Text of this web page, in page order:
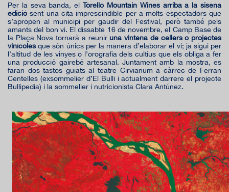
Per la seva banda, elTorelló Mountain Wines arriba a la sisena
edició sent una cita imprescindible per a molts espectadors que
s’apropen al municipi per gaudir del Festival, però també pels
amants del bon vi. El dissabte 16 de novembre, el Camp Base de
la Plaça Nova tornarà a reunir una vintena de cellers o projectes
vinícoles que són únics per la manera d’elaborar el vi; ja sigui per
l’altitud de les vinyes o l’orografia dels cultius que els obliga a fer
una producció gairebé artesanal. Juntament amb la mostra, es
faran dos tastos guiats al teatre Cirvianum a càrrec de Ferran
Centelles (exsommelier d’El Bulli i actualment darrere el projecte
Bullipedia) i la sommelier i nutricionista Clara Antúnez.